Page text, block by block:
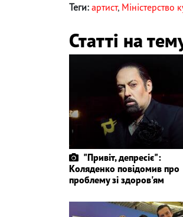
Теги: артист, Міністерство
Статті на
"Привіт, депресіє":
Коляденко повідомив про
проблему зі здоров'ям